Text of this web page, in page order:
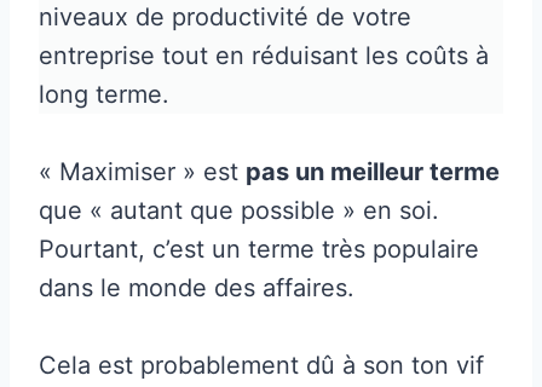
niveaux de productivité de votre
entreprise tout en réduisant les coûts à
long terme.
« Maximiser » est pas un meilleur terme
que « autant que possible » en soi.
Pourtant, c’est un terme très populaire
dans le monde des affaires.
Cela est probablement dû à son ton vif